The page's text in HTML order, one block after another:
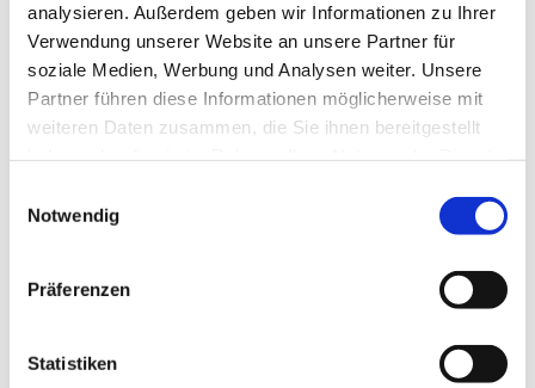
analysieren. Außerdem geben wir Informationen zu Ihrer
Verwendung unserer Website an unsere Partner für
soziale Medien, Werbung und Analysen weiter. Unsere
Partner führen diese Informationen möglicherweise mit
weiteren Daten zusammen, die Sie ihnen bereitgestellt
Notwendig
Präferenzen
Statistiken